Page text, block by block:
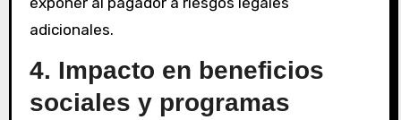
adicionales.
4. Impacto en beneficios
sociales y programas